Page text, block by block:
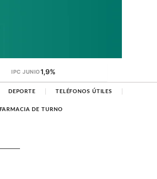
IPC JUNIO1,9%
DEPORTE TELÉFONOS ÚTILES
FARMACIA DE TURNO